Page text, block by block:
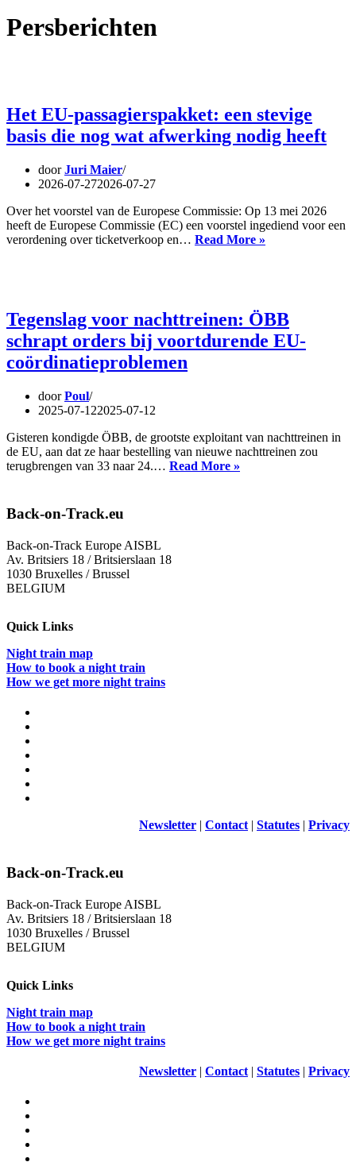
Persberichten
Het EU-passagierspakket: een stevige
basis die nog wat afwerking nodig heeft
doorJuri Maier
2026-07-272026-07-27
Over het voorstel van de Europese Commissie: Op 13 mei 2026
heeft de Europese Commissie (EC) een voorstel ingediend voor een
verordening over ticketverkoop en… Read More »
basis
die
nog
wat
Tegenslag voor nachttreinen: ÖBB
schrapt orders bij voortdurende EU-
coördinatieproblemen
doorPoul
2025-07-122025-07-12
Gisteren kondigde ÖBB, de grootste exploitant van nachttreinen in
de EU, aan dat ze haar bestelling van nieuwe nachttreinen zou
terugbrengen van 33 naar 24.… Read More »
Back-on-Track.eu
Back-on-Track Europe AISBL
Av. Britsiers 18 / Britsierslaan 18
1030 Bruxelles / Brussel
BELGIUM
Quick Links
Night train map
How to book a night train
How we get more night trains
Newsletter | Contact | Statutes | Privacy
Back-on-Track.eu
Back-on-Track Europe AISBL
Av. Britsiers 18 / Britsierslaan 18
1030 Bruxelles / Brussel
BELGIUM
Quick Links
Night train map
How to book a night train
How we get more night trains
Newsletter | Contact | Statutes | Privacy